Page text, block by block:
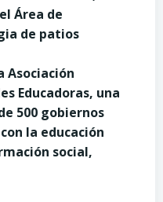
Área de
de patios
Asociación
Educadoras, una
500 gobiernos
la educación
social,